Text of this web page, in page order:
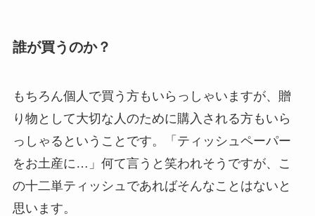
誰が買うのか？
もちろん個人で買う方もいらっしゃいますが、贈
り物として大切な人のために購入される方もいら
っしゃるということです。「ティッシュペーパー
をお土産に…」何て言うと笑われそうですが、こ
の十二単ティッシュであればそんなことはないと
思います。